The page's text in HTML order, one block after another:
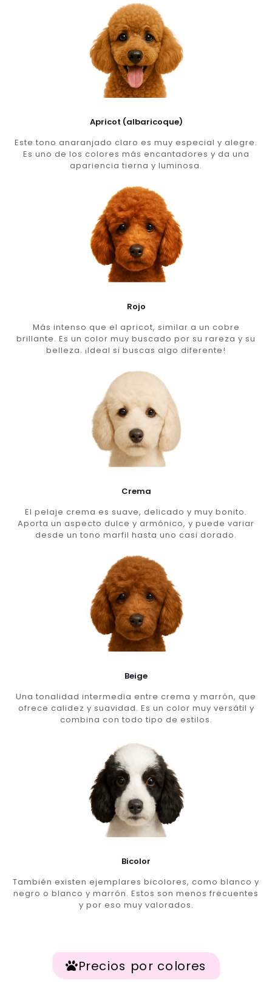
Apricot (albaricoque)
Este tono anaranjado claro es muy especial y alegre.
Es uno de los colores más encantadores y da una
apariencia tierna y luminosa.
Rojo
Más intenso que el apricot, similar a un cobre
brillante. Es un color muy buscado por su rareza y su
belleza. ¡Ideal si buscas algo diferente!
Crema
El pelaje crema es suave, delicado y muy bonito.
Aporta un aspecto dulce y armónico, y puede variar
desde un tono marfil hasta uno casi dorado.
Beige
Una tonalidad intermedia entre crema y marrón, que
ofrece calidez y suavidad. Es un color muy versátil y
combina con todo tipo de estilos.
Bicolor
También existen ejemplares bicolores, como blanco y
negro o blanco y marrón. Estos son menos frecuentes
y por eso muy valorados.
Precios por colores